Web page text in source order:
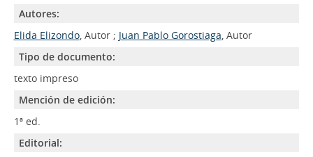
Autores:
Elida Elizondo, Autor ; Juan Pablo Gorostiaga, Autor
Tipo de documento:
texto impreso
Mención de edición:
1ª ed.
Editorial: